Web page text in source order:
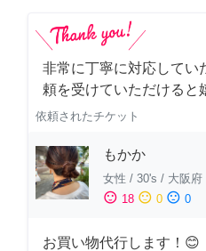
非常に丁寧に対応してい
頼を受けていただけると
依頼されたチケット
もかか
女性 / 30's / 大阪府
sentiment_satisfied 18 sentiment_neutral 0 sentiment_dissatisfied 0
お買い物代行します！😊